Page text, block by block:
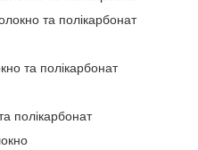
та полікарбонат
та полікарбонат
полікарбонат